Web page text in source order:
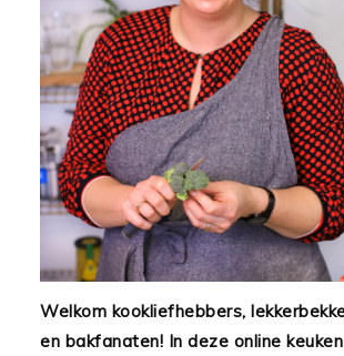
Welkom kookliefhebbers,
en bakfanaten! In deze online keuken